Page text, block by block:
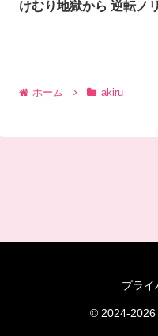
けむり地獄か
ホーム akiru
プライ
© 2024-2026